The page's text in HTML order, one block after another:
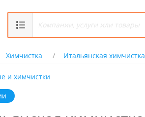
Химчистка Итальянская химчистка
и химчистки